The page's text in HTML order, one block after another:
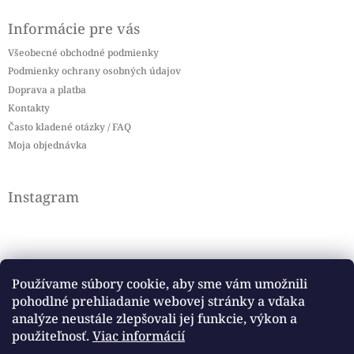
Používame súbory cookie, aby sme vám umožnili
pohodlné prehliadanie webovej stránky a vďaka
analýze neustále zlepšovali jej funkcie, výkon a
použiteľnosť. Viac informácií
Informácie pre vás
Všeobecné obchodné podmienky
Podmienky ochrany osobných údajov
Doprava a platba
Kontakty
Často kladené otázky / FAQ
Moja objednávka
Instagram
Sledovať na Instagrame